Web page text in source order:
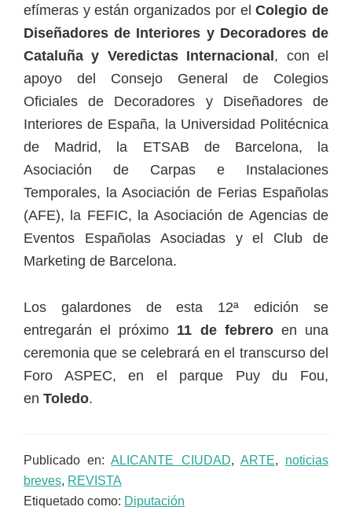
efímeras y están organizados por elColegio de
Diseñadores de Interiores y Decoradores de
Cataluña y Veredictas Internacional , con el
apoyo del Consejo General de Colegios
Oficiales de Decoradores y Diseñadores de
Interiores de España, la Universidad Politécnica
de Madrid, la ETSAB de Barcelona, la
Asociación de Carpas e Instalaciones
Temporales, la Asociación de Ferias Españolas
(AFE), la FEFIC, la Asociación de Agencias de
Eventos Españolas Asociadas y el Club de
Marketing de Barcelona.
Los galardones de esta 12ª edición se
entregarán el próximo 11 de febreroen una
ceremonia que se celebrará en el transcurso del
Foro ASPEC, en el parque Puy du Fou,
en Toledo.
Publicado en:ALICANTE CIUDAD, ARTE, noticias
breves, REVISTA
Etiquetado como: Diputación